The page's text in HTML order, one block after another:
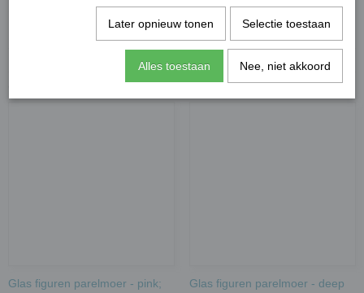
Specificaties
0,11 Kg
Glas figuren parelmoer - pink;
Glas figuren parelmoer - deep
Later opnieuw tonen Selectie toestaan
Alles toestaan Nee, niet akkoord